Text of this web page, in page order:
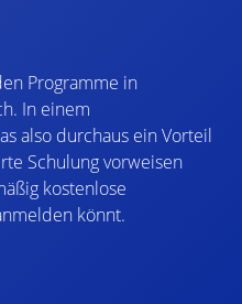
Programme in
In einem
also durchaus ein Vorteil
Schulung vorweisen
kostenlose
könnt.